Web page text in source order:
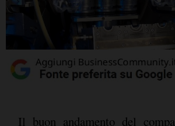
Il buon andamento del